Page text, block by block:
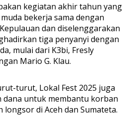
kegiatan akhir tahun yang
bekerja sama dengan
dan diselenggarakan
tiga penyanyi dengan
mulai dari K3bi, Fresly
Mario G. Klau.
turut, Lokal Fest 2025 juga
dana untuk membantu korban
di Aceh dan Sumateta.